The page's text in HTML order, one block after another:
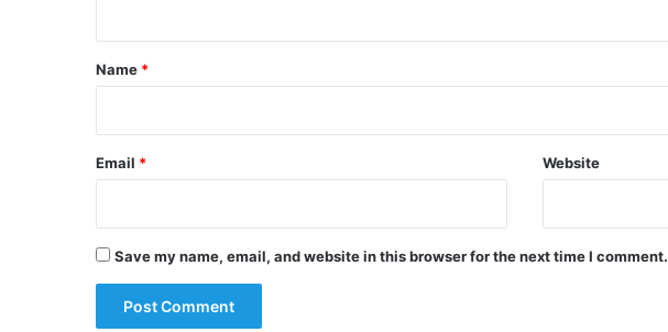
*
Name *
Email * Website
Save my name, email, and website in this browser for the next time I comment.